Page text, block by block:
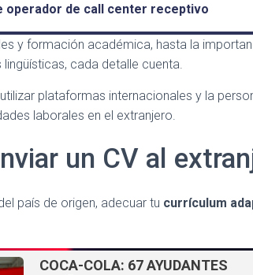
operador de call center receptivo
y formación académica, hasta la
cada detalle cuenta.
plataformas internacionales y la
laborales en el extranjero.
un CV al
país de origen, adecuar tu currículum
COCA-COLA: 67 AYUDANTES